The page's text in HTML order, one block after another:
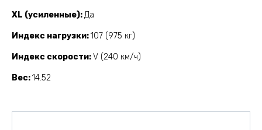
XL (усиленные) Да
Индекс нагрузки 107 (975 кг)
Индекс скорости V (240 км/ч)
Вес 14.52